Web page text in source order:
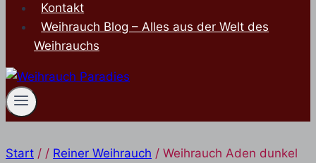
Kontakt
Weihrauch Blog – Alles aus der Welt des
Weihrauchs
Start / / Reiner Weihrauch / Weihrauch Aden dunkel